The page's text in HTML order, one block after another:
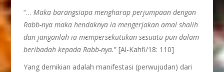
“…Maka barangsiapa mengharap perjumpaan dengan
Rabb-nya maka hendaknya ia mengerjakan amal shalih
dan janganlah ia mempersekutukan sesuatu pun dalam
beribadah kepada Rabb-nya.” [Al-Kahfi/18: 110]
Yang demikian adalah manifestasi (perwujudan) dari